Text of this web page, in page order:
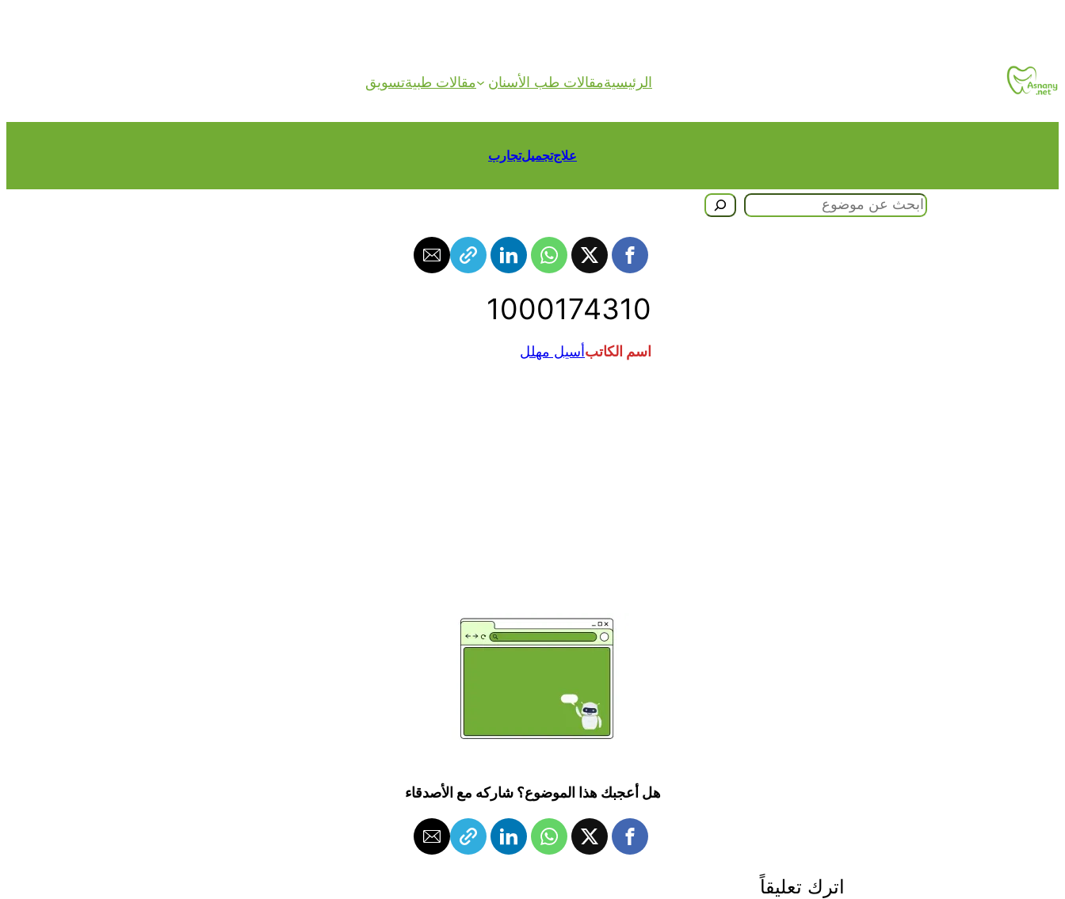
الرئيسيةمقالات طب الأسنان مقالات طبيةتسويق
علاجتجميلتجارب
1000174310
اسم الكاتبأسيل مهلل
هل أعجبك هذا الموضوع؟ شاركه مع الأصدقاء
اترك تعليقاً